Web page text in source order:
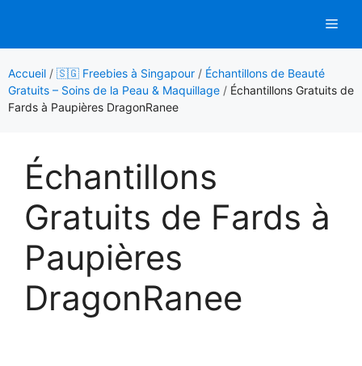
contenu
Accueil / 🇸🇬 Freebies à Singapour / Échantillons de Beauté
Gratuits – Soins de la Peau & Maquillage / Échantillons Gratuits de
Fards à Paupières DragonRanee
Échantillons
Gratuits de Fards à
Paupières
DragonRanee